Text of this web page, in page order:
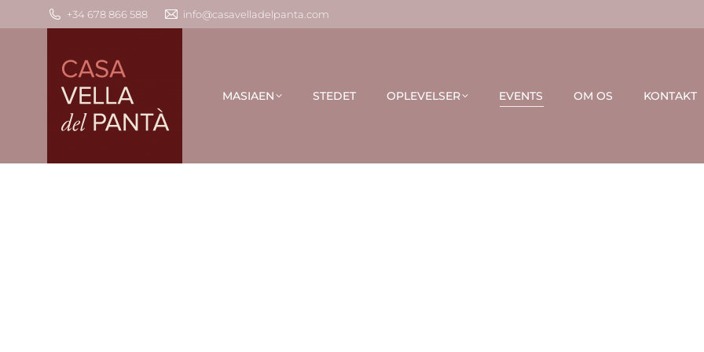
+34 678 866 588 info@casavelladelpanta.com
MASIAEN STEDET OPLEVELSER EVENTS OM OS KONTAKT